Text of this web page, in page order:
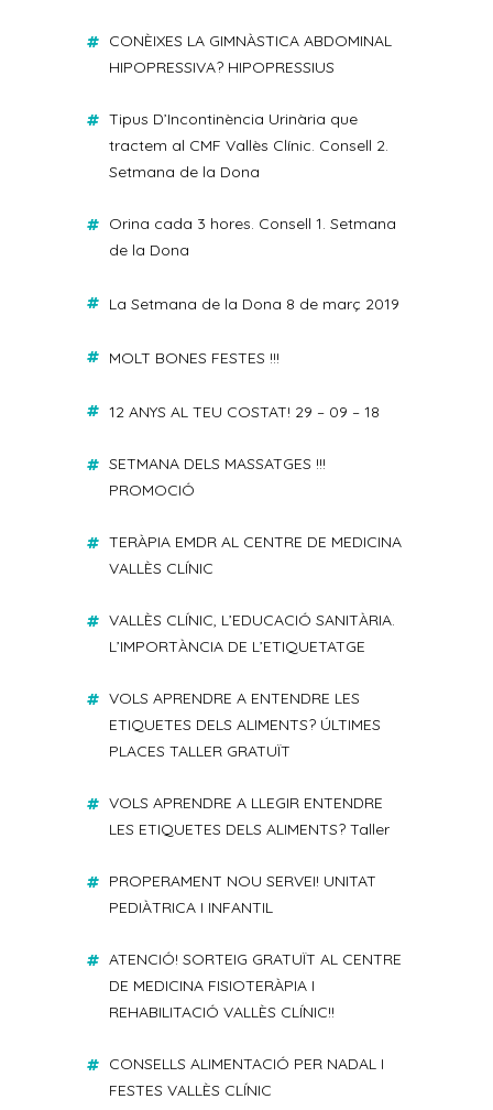
CONÈIXES LA GIMNÀSTICA ABDOMINAL
HIPOPRESSIVA? HIPOPRESSIUS
Tipus D’Incontinència Urinària que
tractem al CMF Vallès Clínic. Consell 2.
Setmana de la Dona
Orina cada 3 hores. Consell 1. Setmana
de la Dona
La Setmana de la Dona 8 de març 2019
MOLT BONES FESTES !!!
12 ANYS AL TEU COSTAT! 29 – 09 – 18
SETMANA DELS MASSATGES !!!
PROMOCIÓ
TERÀPIA EMDR AL CENTRE DE MEDICINA
VALLÈS CLÍNIC
VALLÈS CLÍNIC, L’EDUCACIÓ SANITÀRIA.
L’IMPORTÀNCIA DE L’ETIQUETATGE
VOLS APRENDRE A ENTENDRE LES
ETIQUETES DELS ALIMENTS? ÚLTIMES
PLACES TALLER GRATUÏT
VOLS APRENDRE A LLEGIR ENTENDRE
LES ETIQUETES DELS ALIMENTS? Taller
PROPERAMENT NOU SERVEI! UNITAT
PEDIÀTRICA I INFANTIL
ATENCIÓ! SORTEIG GRATUÏT AL CENTRE
DE MEDICINA FISIOTERÀPIA I
REHABILITACIÓ VALLÈS CLÍNIC!!
CONSELLS ALIMENTACIÓ PER NADAL I
FESTES VALLÈS CLÍNIC